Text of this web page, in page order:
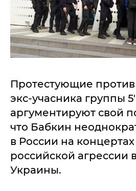
Протестующие
экс-учасника группы
аргументируют свой
что Бабкин
в России на
российской агрессии
Украины.